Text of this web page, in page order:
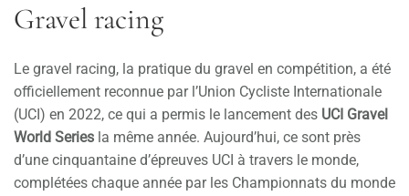
Gravel racing
Le gravel racing, la pratique du gravel en compétition, a été
officiellement reconnue par l’Union Cycliste Internationale
(UCI) en 2022, ce qui a permis le lancement des UCI Gravel
World Series la même année. Aujourd’hui, ce sont près
d’une cinquantaine d’épreuves UCI à travers le monde,
complétées chaque année par les Championnats du monde